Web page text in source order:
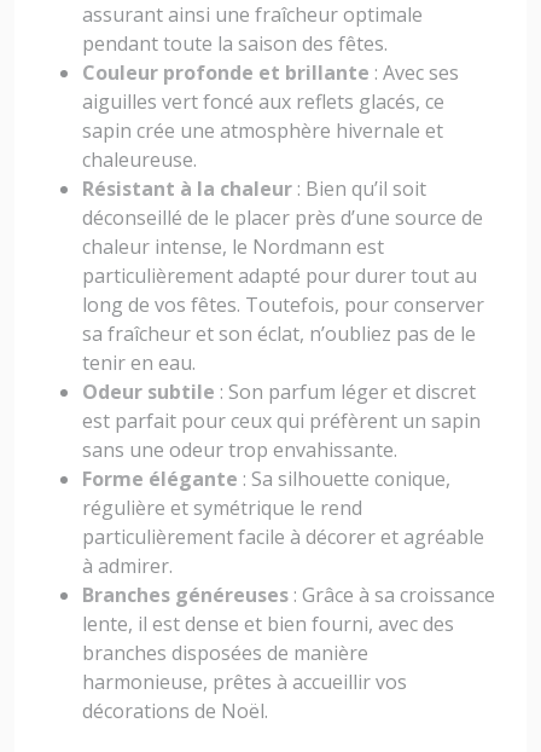
assurant ainsi une fraîcheur optimale
pendant toute la saison des fêtes.
Couleur profonde et brillante : Avec ses
aiguilles vert foncé aux reflets glacés, ce
sapin crée une atmosphère hivernale et
chaleureuse.
Résistant à la chaleur : Bien qu’il soit
déconseillé de le placer près d’une source de
chaleur intense, le Nordmann est
particulièrement adapté pour durer tout au
long de vos fêtes. Toutefois, pour conserver
sa fraîcheur et son éclat, n’oubliez pas de le
tenir en eau.
Odeur subtile : Son parfum léger et discret
est parfait pour ceux qui préfèrent un sapin
sans une odeur trop envahissante.
Forme élégante : Sa silhouette conique,
régulière et symétrique le rend
particulièrement facile à décorer et agréable
à admirer.
Branches généreuses : Grâce à sa croissance
lente, il est dense et bien fourni, avec des
branches disposées de manière
harmonieuse, prêtes à accueillir vos
décorations de Noël.